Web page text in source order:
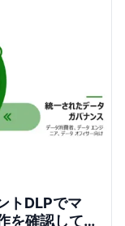
トDLPでマ
を確認して